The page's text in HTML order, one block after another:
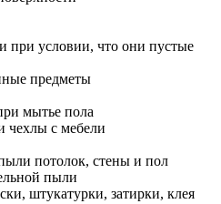
условии, что они пустые
предметы
мытье пола
чехлы с мебели
потолок, стены и пол
пыли
штукатурки, затирки, клея